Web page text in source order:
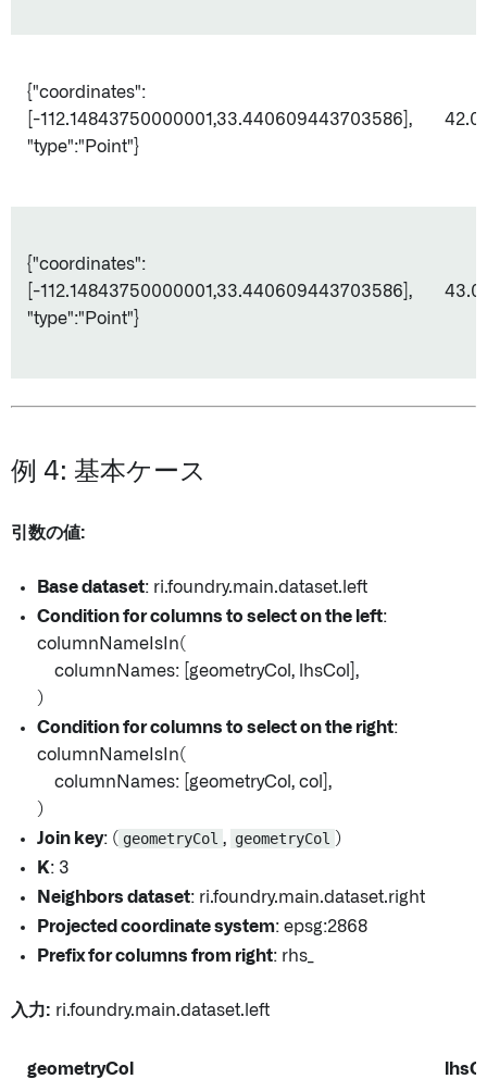
{"coordinates":
[-112.14843750000001,33.440609443703586],
"type":"Point"}
42.0
{"coordinates":
[-112.14843750000001,33.440609443703586],
"type":"Point"}
43.0
例 4: 基本ケース
引数の値:
Base dataset: ri.foundry.main.dataset.left
Condition for columns to select on the left:
columnNameIsIn(
columnNames: [geometryCol, lhsCol],
)
Condition for columns to select on the right:
columnNameIsIn(
columnNames: [geometryCol, col],
)
Join key: ( geometryCol , geometryCol )
K: 3
Neighbors dataset: ri.foundry.main.dataset.right
Projected coordinate system: epsg:2868
Prefix for columns from right: rhs_
入力: ri.foundry.main.dataset.left
geometryCol